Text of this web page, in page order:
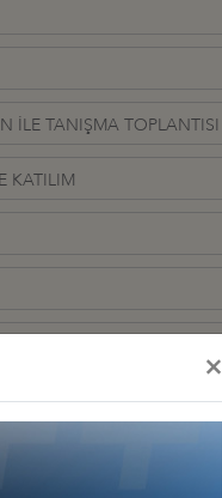
İLE TANIŞMA TOPLANTISI
KATILIM
×